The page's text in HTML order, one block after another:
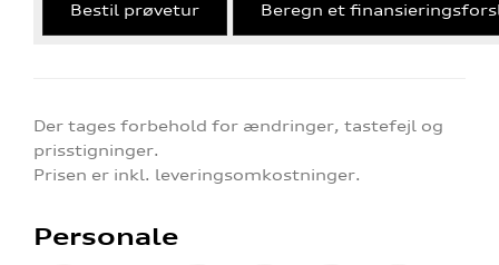
Bestil prøvetur Beregn et
Der tages forbehold for ændringer, tastefejl og
prisstigninger.
Prisen er inkl. leveringsomkostninger.
Personale